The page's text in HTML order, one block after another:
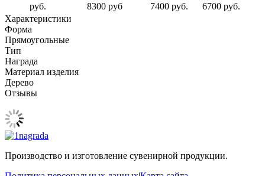
руб.
8300 руб 7400 руб.
6700 руб.
Характеристики
Форма
Прямоугольные
Тип
Награда
Материал изделия
Дерево
Отзывы
Производство и изготовление сувенирной продукции.